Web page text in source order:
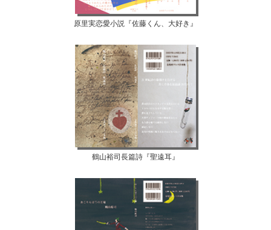
原里実恋愛小説『佐藤くん、大好き』
鶴山裕司長篇詩『聖遠耳』